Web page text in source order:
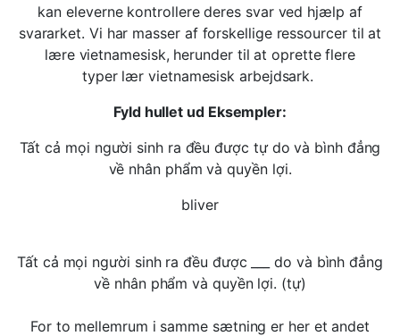
kan eleverne kontrollere deres svar ved hjælp af
svararket. Vi har masser af forskellige ressourcer til at
lære vietnamesisk, herunder til at oprette flere
typer lær vietnamesisk arbejdsark.
Fyld hullet ud Eksempler:
Tất cả mọi người sinh ra đều được tự do và bình đẳng
về nhân phẩm và quyền lợi.
bliver
Tất cả mọi người sinh ra đều được ___ do và bình đẳng
về nhân phẩm và quyền lợi. (tự)
For to mellemrum i samme sætning er her et andet